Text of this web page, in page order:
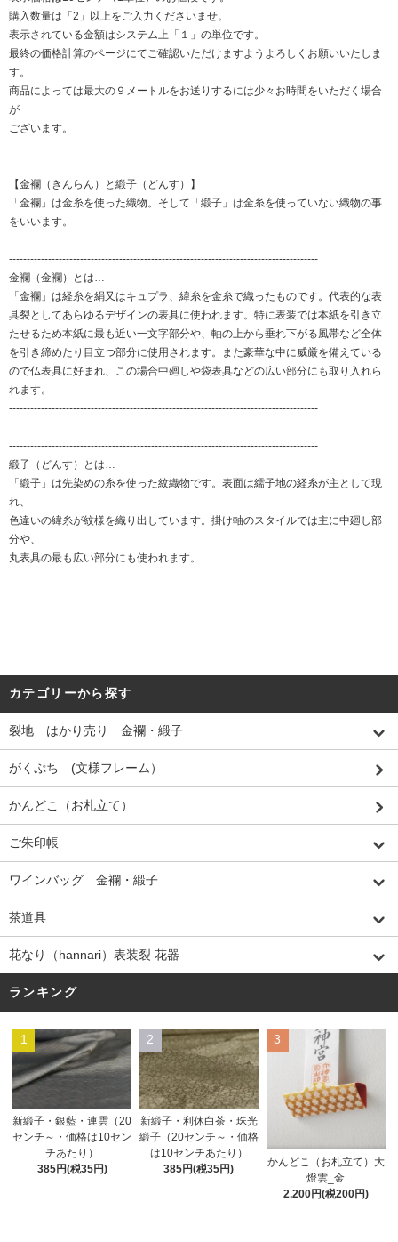
購入数量は「2」以上をご入力くださいませ。
表示されている金額はシステム上「１」の単位です。
最終の価格計算のページにてご確認いただけますようよろしくお願いいたしま
す。
商品によっては最大の９メートルをお送りするには少々お時間をいただく場合
が
ございます。
【金襴（きんらん）と緞子（どんす）】
「金襴」は金糸を使った織物。そして「緞子」は金糸を使っていない織物の事
をいいます。
---------------------------------------------------------------------------------------
金襴（金襴）とは…
「金襴」は経糸を絹又はキュプラ、緯糸を金糸で織ったものです。代表的な表
具裂としてあらゆるデザインの表具に使われます。特に表装では本紙を引き立
たせるため本紙に最も近い一文字部分や、軸の上から垂れ下がる風帯など全体
を引き締めたり目立つ部分に使用されます。また豪華な中に威厳を備えている
ので仏表具に好まれ、この場合中廻しや袋表具などの広い部分にも取り入れら
れます。
---------------------------------------------------------------------------------------
---------------------------------------------------------------------------------------
緞子（どんす）とは…
「緞子」は先染めの糸を使った紋織物です。表面は繻子地の経糸が主として現
れ、
色違いの緯糸が紋様を織り出しています。掛け軸のスタイルでは主に中廻し部
分や、
丸表具の最も広い部分にも使われます。
---------------------------------------------------------------------------------------
カテゴリーから探す
裂地 はかり売り 金襴・緞子
がくぷち (文様フレーム）
かんどこ（お札立て）
ご朱印帳
ワインバッグ 金襴・緞子
茶道具
花なり（hannari）表装裂 花器
ランキング
1
新緞子・銀藍・連雲（20
センチ～・価格は10セン
チあたり）
385円(税35円)
2
新緞子・利休白茶・珠光
緞子（20センチ～・価格
は10センチあたり）
385円(税35円)
3
かんどこ（お札立て）大
燈雲_金
2,200円(税200円)